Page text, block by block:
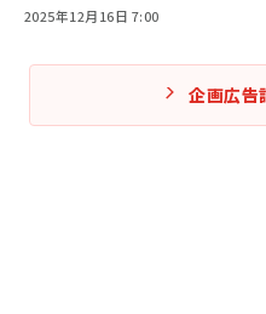
2025年12月16日 7:00
企画広告